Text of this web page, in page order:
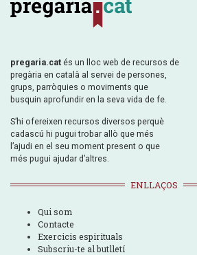
pregaria.cat és un lloc web de recursos de
pregària en català al servei de persones,
grups, parròquies o moviments que
busquin aprofundir en la seva vida de fe.
S’hi ofereixen recursos diversos perquè
cadascú hi pugui trobar allò que més
l’ajudi en el seu moment present o que
més pugui ajudar d’altres.
ENLLAÇOS
Qui som
Contacte
Exercicis espirituals
Subscriu-te al butlletí